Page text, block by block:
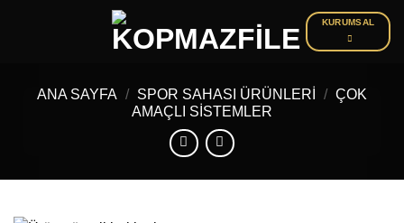
KURUMSAL
ANA SAYFA / SPOR SAHASI ÜRÜNLERI / ÇOK
AMAÇLI SISTEMLER